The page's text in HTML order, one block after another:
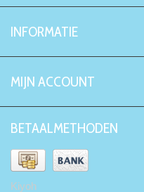
INFORMATIE
MIJN ACCOUNT
BETAALMETHODEN
Kiyoh